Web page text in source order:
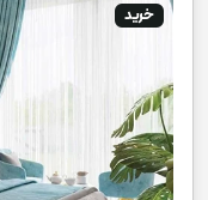
خرید